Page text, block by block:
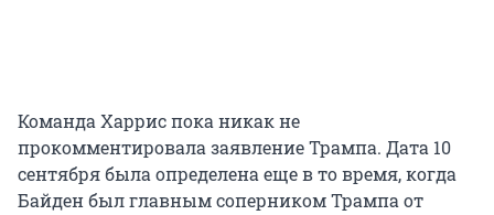
Команда Харрис пока никак не
прокомментировала заявление Трампа. Дата 10
сентября была определена еще в то время, когда
Байден был главным соперником Трампа от